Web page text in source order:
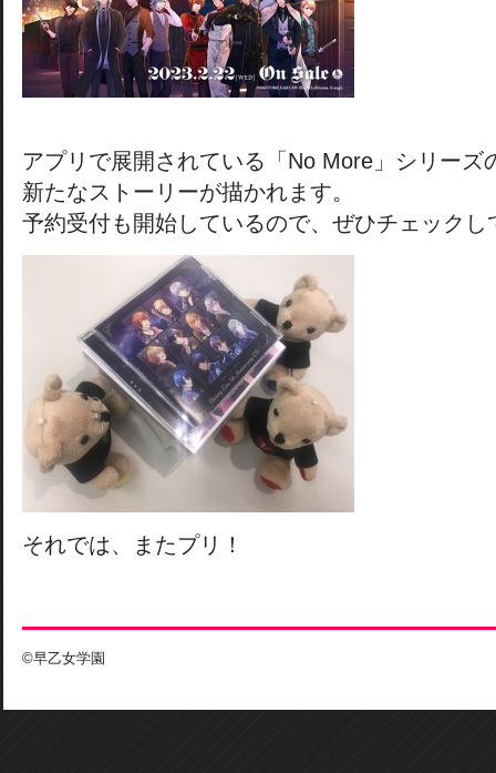
アプリで展開されている「No More」シリーズ
新たなストーリーが描かれます。
予約受付も開始しているので、ぜひチェックし
それでは、またプリ！
©早乙女学園